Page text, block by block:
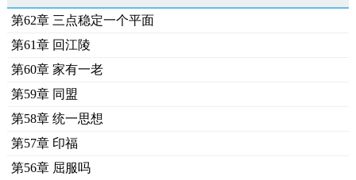
第62章 三点稳定一个平面
第61章 回江陵
第60章 家有一老
第59章 同盟
第58章 统一思想
第57章 印福
第56章 屈服吗